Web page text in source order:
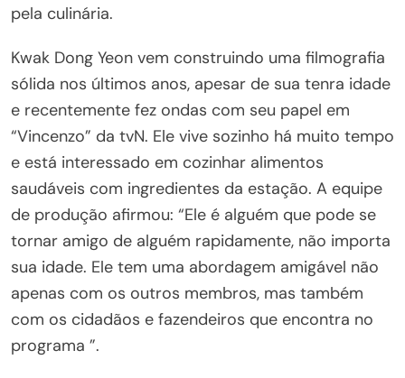
pela culinária.
Kwak Dong Yeon vem construindo uma filmografia
sólida nos últimos anos, apesar de sua tenra idade
e recentemente fez ondas com seu papel em
“Vincenzo” da tvN. Ele vive sozinho há muito tempo
e está interessado em cozinhar alimentos
saudáveis ​​com ingredientes da estação. A equipe
de produção afirmou: “Ele é alguém que pode se
tornar amigo de alguém rapidamente, não importa
sua idade. Ele tem uma abordagem amigável não
apenas com os outros membros, mas também
com os cidadãos e fazendeiros que encontra no
programa ”.